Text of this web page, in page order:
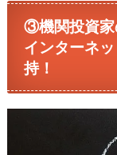
③機関投資家
インターネ
持！